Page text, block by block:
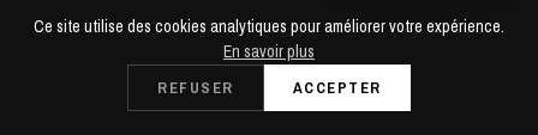
Anniversaire
Retrait à Saint-Cloud
Ce site utilise des cookies analytiques pour améliorer votre expérience.
En savoir plus
REFUSER ACCEPTER